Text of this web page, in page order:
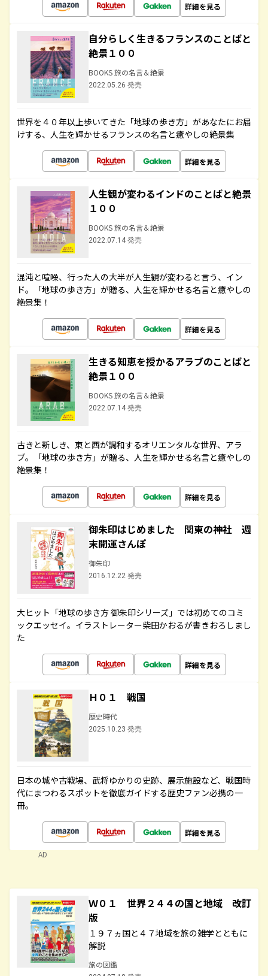
詳細を見る
自分らしく生きるフランスのことばと
絶景１００
BOOKS 旅の名言＆絶景
2022.05.26 発売
世界を４０年以上歩いてきた「地球の歩き方」があなたにお届
けする、人生を輝かせるフランスの名言と癒やしの絶景集
詳細を見る
人生観が変わるインドのことばと絶景
１００
BOOKS 旅の名言＆絶景
2022.07.14 発売
混沌と喧噪、行った人の大半が人生観が変わると言う、イン
ド。「地球の歩き方」が贈る、人生を輝かせる名言と癒やしの
絶景集！
詳細を見る
生きる知恵を授かるアラブのことばと
絶景１００
BOOKS 旅の名言＆絶景
2022.07.14 発売
古きと新しき、東と西が調和するオリエンタルな世界、アラ
ブ。「地球の歩き方」が贈る、人生を輝かせる名言と癒やしの
絶景集！
詳細を見る
御朱印はじめました 関東の神社 週
末開運さんぽ
御朱印
2016.12.22 発売
大ヒット「地球の歩き方 御朱印シリーズ」では初めてのコミ
ックエッセイ。イラストレーター柴田かおるが書きおろしまし
た
詳細を見る
Ｈ０１ 戦国
歴史時代
2025.10.23 発売
日本の城や古戦場、武将ゆかりの史跡、展示施設など、戦国時
代にまつわるスポットを徹底ガイドする歴史ファン必携の一
冊。
詳細を見る
AD
Ｗ０１ 世界２４４の国と地域 改訂
版
１９７ヵ国と４７地域を旅の雑学とともに
解説
旅の図鑑